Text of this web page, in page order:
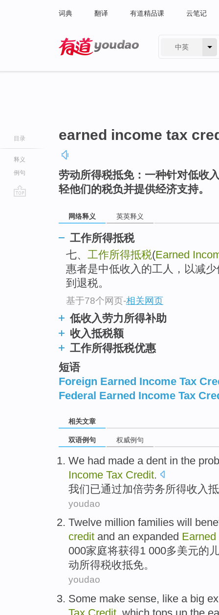
词典 翻译 有道精品课 云笔记
中英
目录
释义
例句
earned income tax
劳动所得税抵免：一种针对低收
轻他们的税负并提供经济支持。
网络释义 英英释义
工作所得抵税
七、 工作所得抵税(Earned
惠者是中低收入的工人，以减
到退税。
基于78个网页-相关网页
低收入劳力所得补助
收入抵税额
工作所得抵税优惠
短语
Foreign Earned Income Tax
Federal Earned Income Tax
相关文章
双语例句 权威例句
We had made a dent in the
Income Tax Credit.
我们已通过加倍劳务所得收入
youdao
Twelve million families will
credit and an expanded Earned
000家庭将获得1 000多美元的
动所得税收抵免。
youdao
Some make sense, like a big